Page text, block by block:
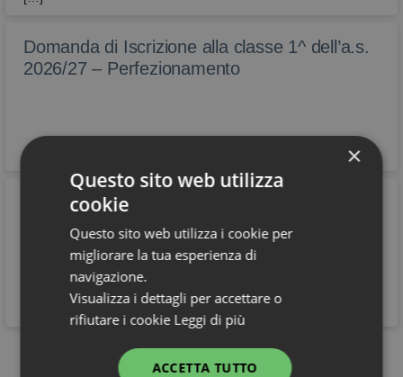
Domanda di Iscrizione alla classe 1^ dell’a.s.
2026/27 – Perfezionamento
Pubblicazione calendario dei corsi di recupero
estivi – A.S. 2025/2026
Si informano le famiglie e gli studenti interessati che nel
registro elettronico sono disponibili i calendari relativi ai corsi di
recupero estivi.
Vedi tutti
×
Questo sito web utilizza
cookie
Questo sito web utilizza i cookie per
migliorare la tua esperienza di
navigazione.
Visualizza i dettagli per accettare o
rifiutare i cookie Leggi di più
ACCETTA TUTTO